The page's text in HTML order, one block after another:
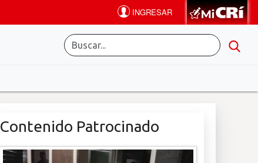
Contenido Patrocinado